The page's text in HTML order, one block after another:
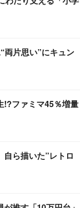
両片思い”にキュン
!?ファミマ45％増量
ら描いた”レトロ